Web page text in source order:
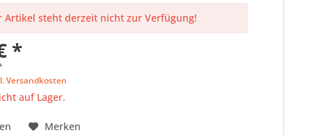
Artikel steht derzeit nicht zur Verfügung!
*
Versandkosten
auf Lager.
Merken